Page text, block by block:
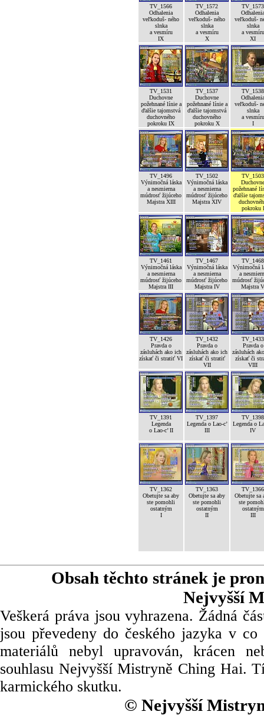
TV_1566
Odhalenia
veľkoduš- ného
slnka
a vesmíru
IX
TV_1572
Odhalenia
veľkoduš- ného
slnka
a vesmíru
X
TV_1573
Odhalenia
veľkoduš-
slnka
a vesmíru
XI
TV_1531
Duchovne
požehnané línie a
ďalšie tajomstvá
duchovného
pokroku IX
TV_1537
Duchovne
požehnané línie a
ďalšie tajomstvá
duchovného
pokroku X
TV_1538
Odhalenia
veľkoduš-
slnka
a vesmíru
I
TV_1496
Výnimočná láska
a nesmierna
múdrosť žijúceho
Majstra XIII
TV_1502
Výnimočná láska
a nesmierna
múdrosť žijúceho
Majstra XIV
TV_1503
Duchovne
požehnané
ďalšie
pokroku I
TV_1461
Výnimočná láska
a nesmierna
múdrosť žijúceho
Majstra III
TV_1467
Výnimočná láska
a nesmierna
múdrosť žijúceho
Majstra IV
TV_1468
Výnimočná
a
múdrosť
Majstra V
TV_1426
Pravda o
zásluhách ako ich
získať či stratiť VI
TV_1432
Pravda o
zásluhách ako ich
získať či stratiť
VII
TV_1433
Pravda o
zásluhách
získať či
VIII
TV_1391
Legenda
o Lao-c’ II
TV_1397
Legenda o Lao-c’
III
TV_1398
Legenda o
IV
TV_1362
Obetujte sa aby
ste pomohli
ostatným
I
TV_1363
Obetujte sa aby
ste pomohli
ostatným
II
TV_1366
Obetujte sa
ste
ostatným
III
Obsah těchto stránek je
Nejvyšší
Veškerá práva jsou vyhrazena. Žádná
jsou převedeny do českého jazyka v
materiálů nebyl upravován, krácen
souhlasu Nejvyšší Mistryně Ching Hai.
karmického skutku.
© Nejvyšší